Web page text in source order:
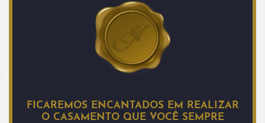
FICAREMOS ENCANTADOS EM REALIZAR
O CASAMENTO QUE VOCÊ SEMPRE